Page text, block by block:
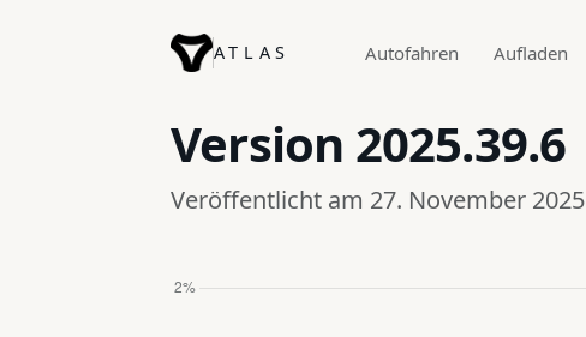
ATLAS Autofahren Aufladen
Version 2025.39.6
Veröffentlicht am 27. November 2025